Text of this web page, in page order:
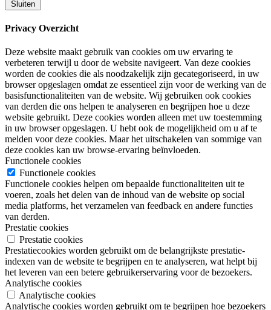
Sluiten
Privacy Overzicht
Deze website maakt gebruik van cookies om uw ervaring te
verbeteren terwijl u door de website navigeert. Van deze cookies
worden de cookies die als noodzakelijk zijn gecategoriseerd, in uw
browser opgeslagen omdat ze essentieel zijn voor de werking van de
basisfunctionaliteiten van de website. Wij gebruiken ook cookies
van derden die ons helpen te analyseren en begrijpen hoe u deze
website gebruikt. Deze cookies worden alleen met uw toestemming
in uw browser opgeslagen. U hebt ook de mogelijkheid om u af te
melden voor deze cookies. Maar het uitschakelen van sommige van
deze cookies kan uw browse-ervaring beïnvloeden.
Functionele cookies
Functionele cookies
Functionele cookies helpen om bepaalde functionaliteiten uit te
voeren, zoals het delen van de inhoud van de website op social
media platforms, het verzamelen van feedback en andere functies
van derden.
Prestatie cookies
Prestatie cookies
Prestatiecookies worden gebruikt om de belangrijkste prestatie-
indexen van de website te begrijpen en te analyseren, wat helpt bij
het leveren van een betere gebruikerservaring voor de bezoekers.
Analytische cookies
Analytische cookies
Analytische cookies worden gebruikt om te begrijpen hoe bezoekers